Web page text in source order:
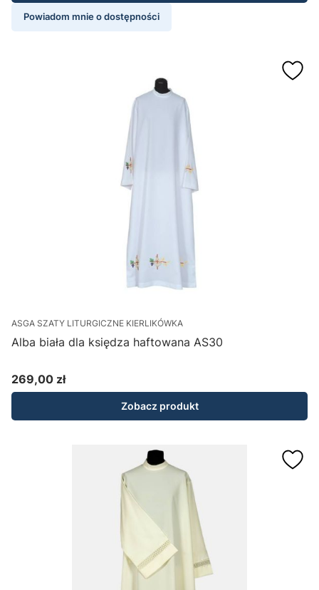
Powiadom mnie o dostępności
ASGA SZATY LITURGICZNE KIERLIKÓWKA
Alba biała dla księdza haftowana AS30
Cena
269,00 zł
Zobacz produkt